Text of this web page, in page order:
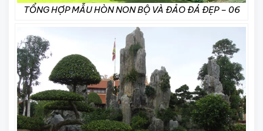
TỔNG HỢP MẪU HÒN NON BỘ VÀ ĐẢO ĐÁ ĐẸP – 06